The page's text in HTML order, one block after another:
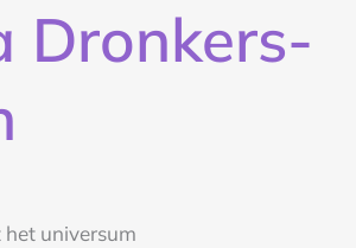
Dronkers-
universum